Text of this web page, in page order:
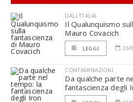
DALL'ITALIA
Il Qualunquismo
Mauro Covacich
LEGGI 26/
CONTAMINAZIONI
Da qualche parte
fantascienza degli